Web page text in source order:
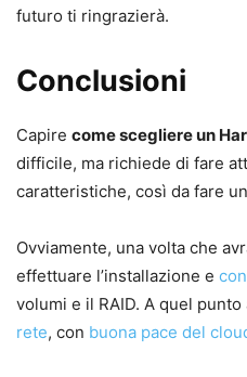
futuro ti ringrazierà.
Conclusioni
Capire come scegliere un
difficile, ma richiede di fare
caratteristiche, così da fare
Ovviamente, una volta che
effettuare l’installazione e
volumi e il RAID. A quel
rete, con buona pace del